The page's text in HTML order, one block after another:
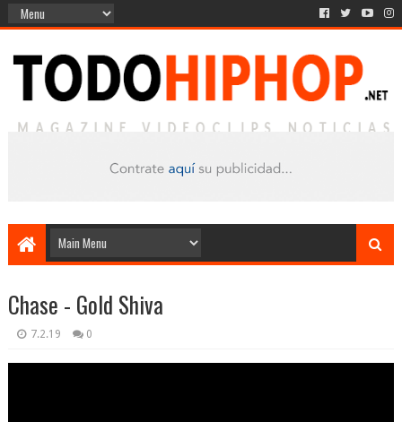
Chase - Gold Shiva
7.2.19 0